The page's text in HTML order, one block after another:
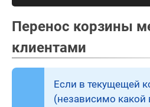
Перенос корзины
клиентами
Если в текущещей
(независимо какой